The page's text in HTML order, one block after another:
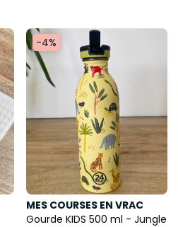
-4%
MES COURSES EN VRAC
Gourde KIDS 500 ml - Jungle